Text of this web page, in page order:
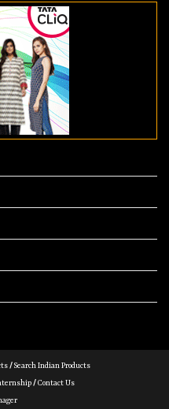
/Search Indian Products
/Contact Us